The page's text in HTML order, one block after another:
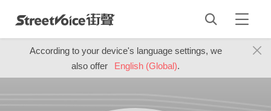
According to your device's language settings, we
also offer
English (Global).